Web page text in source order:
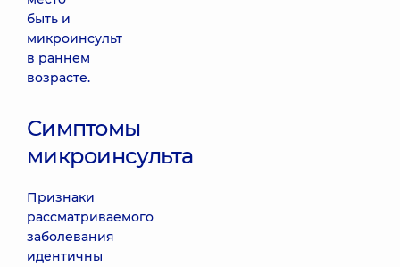
быть и
микроинсульт
в раннем
возрасте.
Симптомы
микроинсульта
Признаки
рассматриваемого
заболевания
идентичны